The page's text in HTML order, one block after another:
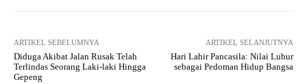
ARTIKEL SEBELUMNYA
Diduga Akibat Jalan Rusak Telah
Terlindas Seorang Laki-laki Hingga
Gepeng
ARTIKEL SELANJUTNYA
Hari Lahir Pancasila: Nilai Luhur
sebagai Pedoman Hidup Bangsa